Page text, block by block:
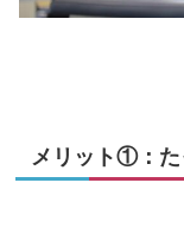
メリット①：た